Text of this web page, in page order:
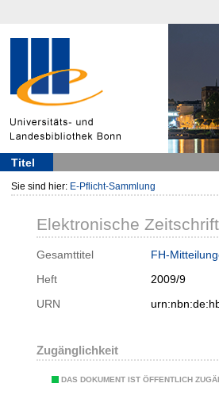
Titel
Sie sind hier: E-Pflicht-Sammlung
Elektronische Zeitschrift
Gesamttitel
FH-
Heft
2009/9
URN
Zugänglichkeit
DAS DOKUMENT IST ÖFFENTLICH